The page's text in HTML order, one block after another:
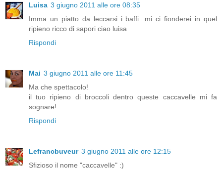
Luisa 3 giugno 2011 alle ore 08:35
Imma un piatto da leccarsi i baffi...mi ci fionderei in quel
ripieno ricco di sapori ciao luisa
Rispondi
Mai 3 giugno 2011 alle ore 11:45
Ma che spettacolo!
il tuo ripieno di broccoli dentro queste caccavelle mi fa
sognare!
Rispondi
Lefrancbuveur 3 giugno 2011 alle ore 12:15
Sfizioso il nome "caccavelle" :)